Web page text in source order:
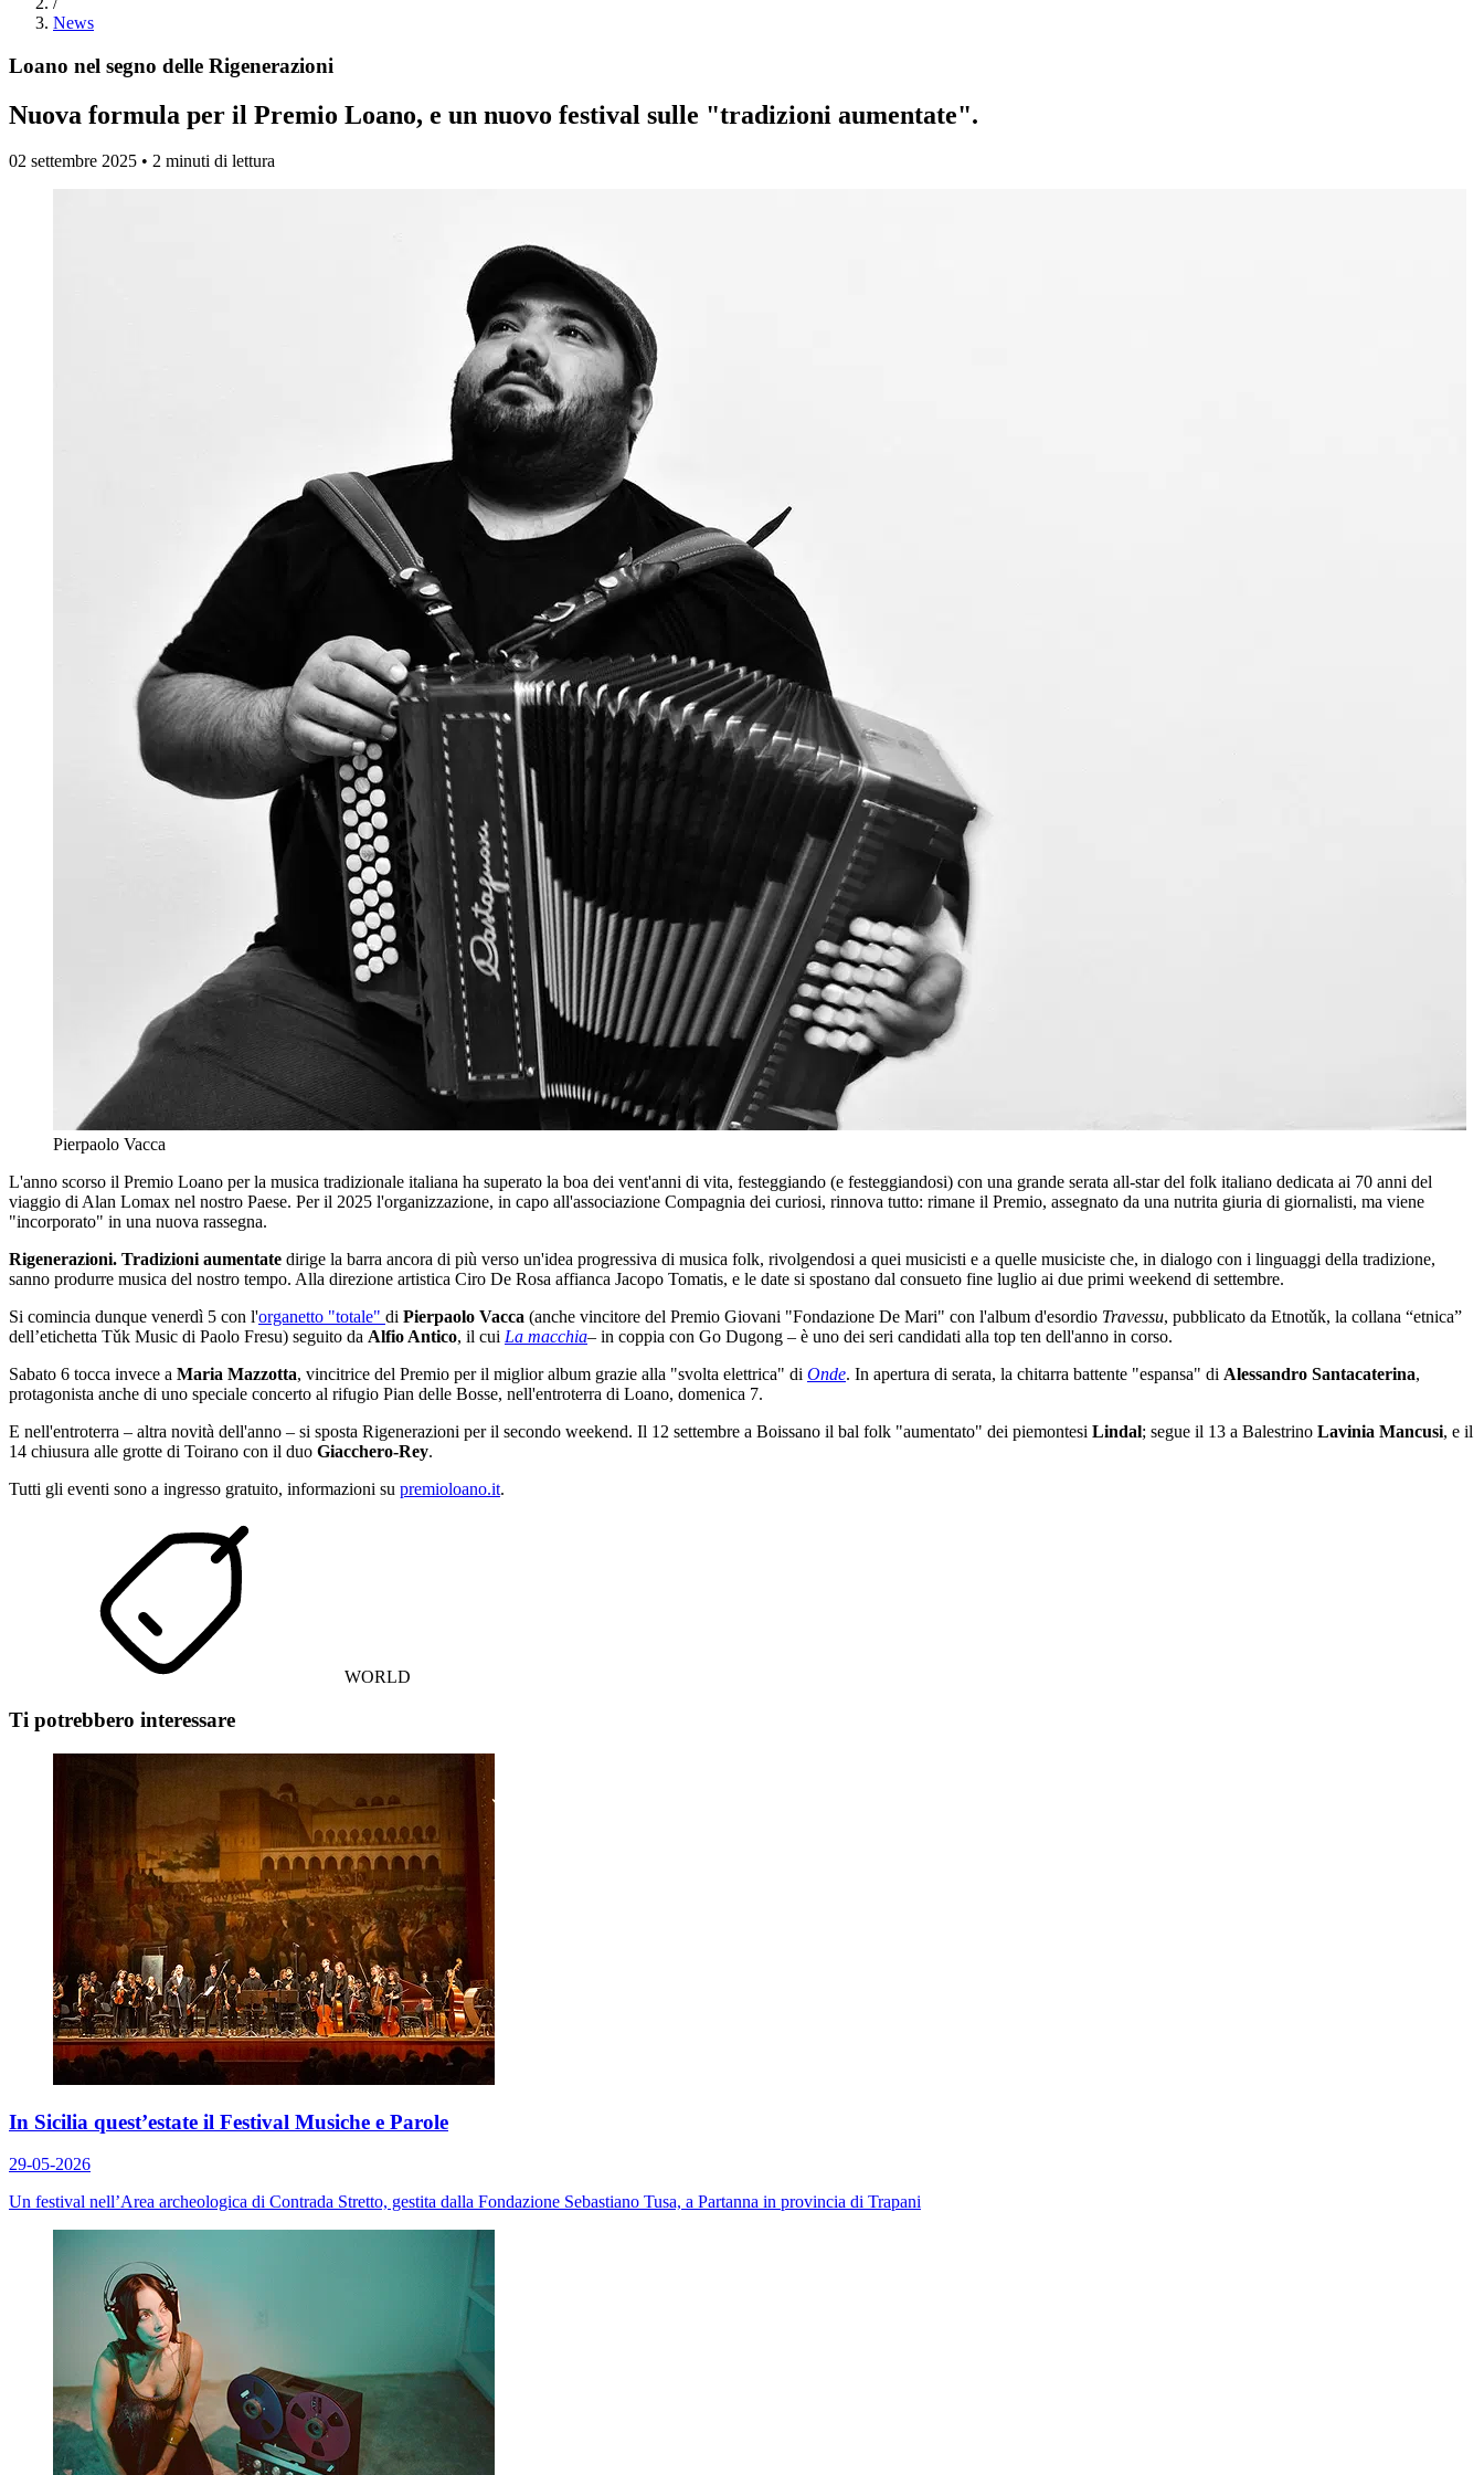
News
Loano nel segno delle Rigenerazioni
Nuova formula per il Premio Loano, e un nuovo festival sulle "tradizioni aumentate".
02 settembre 2025 • 2 minuti di lettura
Pierpaolo Vacca
L'anno scorso il Premio Loano per la musica tradizionale italiana ha superato la boa dei vent'anni di vita, festeggiando (e festeggiandosi) con una grande serata all-star del folk italiano dedicata ai 70 anni del
viaggio di Alan Lomax nel nostro Paese. Per il 2025 l'organizzazione, in capo all'associazione Compagnia dei curiosi, rinnova tutto: rimane il Premio, assegnato da una nutrita giuria di giornalisti, ma viene
"incorporato" in una nuova rassegna.
Rigenerazioni. Tradizioni aumentate dirige la barra ancora di più verso un'idea progressiva di musica folk, rivolgendosi a quei musicisti e a quelle musiciste che, in dialogo con i linguaggi della tradizione,
sanno produrre musica del nostro tempo. Alla direzione artistica Ciro De Rosa affianca Jacopo Tomatis, e le date si spostano dal consueto fine luglio ai due primi weekend di settembre.
Si comincia dunque venerdì 5 con l'organetto "totale" di Pierpaolo Vacca (anche vincitore del Premio Giovani "Fondazione De Mari" con l'album d'esordio Travessu, pubblicato da Etnotǔk, la collana “etnica”
dell’etichetta Tǔk Music di Paolo Fresu) seguito da Alfio Antico, il cui La macchia– in coppia con Go Dugong – è uno dei seri candidati alla top ten dell'anno in corso.
Sabato 6 tocca invece a Maria Mazzotta, vincitrice del Premio per il miglior album grazie alla "svolta elettrica" di Onde. In apertura di serata, la chitarra battente "espansa" di Alessandro Santacaterina,
protagonista anche di uno speciale concerto al rifugio Pian delle Bosse, nell'entroterra di Loano, domenica 7.
E nell'entroterra – altra novità dell'anno – si sposta Rigenerazioni per il secondo weekend. Il 12 settembre a Boissano il bal folk "aumentato" dei piemontesi Lindal; segue il 13 a Balestrino Lavinia Mancusi, e il
14 chiusura alle grotte di Toirano con il duo Giacchero-Rey.
Tutti gli eventi sono a ingresso gratuito, informazioni su premioloano.it.
WORLD
Ti potrebbero interessare
In Sicilia quest’estate il Festival Musiche e Parole
29-05-2026
Un festival nell’Area archeologica di Contrada Stretto, gestita dalla Fondazione Sebastiano Tusa, a Partanna in provincia di Trapani